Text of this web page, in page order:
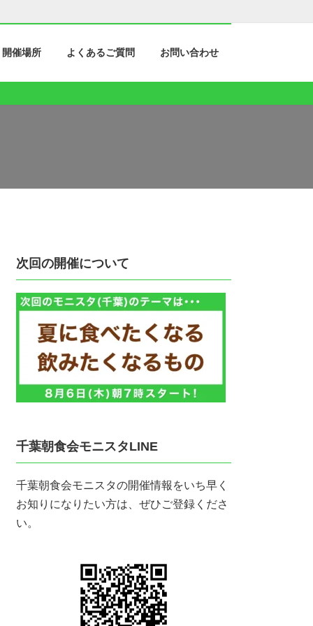
開催場所 よくあるご質問 お問い合わせ
次回の開催について
千葉朝食会モニスタLINE
千葉朝食会モニスタの開催情報をいち早く
お知りになりたい方は、ぜひご登録くださ
い。